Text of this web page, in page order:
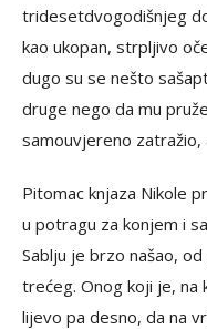
tridesetdvogodišnjeg
kao ukopan, strpljivo
dugo su se nešto
druge nego da mu
samouvjereno zatražio,
Pitomac knjaza Nikole
u potragu za konjem i
Sablju je brzo našao,
trećeg. Onog koji je, na
lijevo pa desno, da na